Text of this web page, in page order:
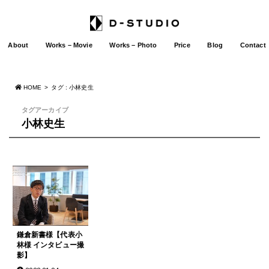
About Works – Movie Works – Photo Price Blog Contact
HOME タグ : 小林史生
タグアーカイブ
小林史生
鎌倉新書様【代表小
林様 インタビュー撮
影】